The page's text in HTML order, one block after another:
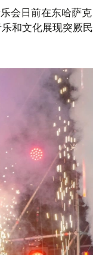
会日前在东哈萨克
和文化展现突厥民